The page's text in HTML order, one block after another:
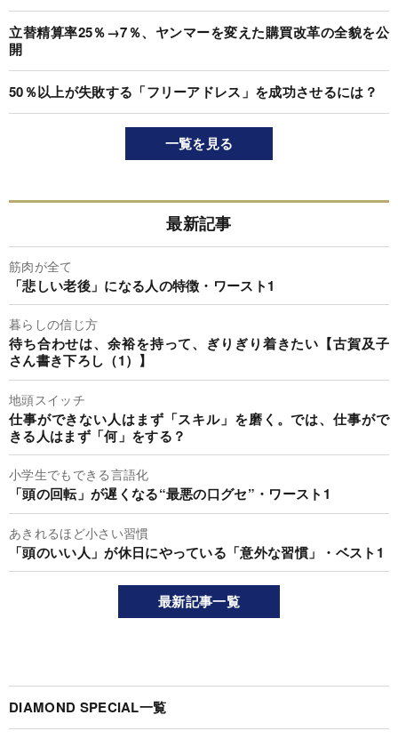
立替精算率25％→7％、ヤンマーを変えた購買改革の全貌を公
開
50％以上が失敗する「フリーアドレス」を成功させるには？
一覧を見る
最新記事
筋肉が全て
「悲しい老後」になる人の特徴・ワースト1
暮らしの信じ方
待ち合わせは、余裕を持って、ぎりぎり着きたい【古賀及子
さん書き下ろし（1）】
地頭スイッチ
仕事ができない人はまず「スキル」を磨く。では、仕事がで
きる人はまず「何」をする？
小学生でもできる言語化
「頭の回転」が遅くなる“最悪の口グセ”・ワースト1
あきれるほど小さい習慣
「頭のいい人」が休日にやっている「意外な習慣」・ベスト1
最新記事一覧
DIAMOND SPECIAL一覧